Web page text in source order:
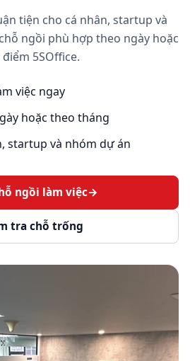
tiện cho cá nhân, startup và
ngồi phù hợp theo ngày hoặc
5SOffice.
việc ngay
hoặc theo tháng
startup và nhóm dự án
ngồi làm việc→
tra chỗ trống